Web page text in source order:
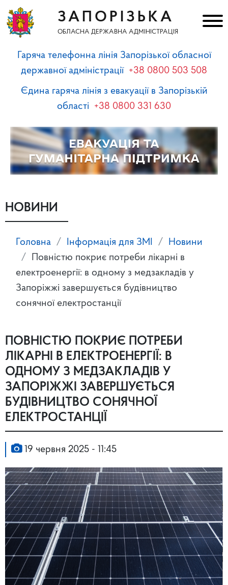
ЗАПОРІЗЬКА
ОБЛАСНА ДЕРЖАВНА АДМІНІСТРАЦІЯ
Гаряча телефонна лінія Запорізької обласної
державної адміністрації +38 0800 503 508
Єдина гаряча лінія з евакуації в Запорізькій
області +38 0800 331 630
НОВИНИ
Головна Інформація для ЗМІ
Новини
Повністю покриє потреби лікарні в
електроенергії: в одному з медзакладів у
Запоріжжі завершується будівництво
сонячної електростанції
ПОВНІСТЮ ПОКРИЄ ПОТРЕБИ
ЛІКАРНІ В ЕЛЕКТРОЕНЕРГІЇ: В
ОДНОМУ З МЕДЗАКЛАДІВ У
ЗАПОРІЖЖІ ЗАВЕРШУЄТЬСЯ
БУДІВНИЦТВО СОНЯЧНОЇ
ЕЛЕКТРОСТАНЦІЇ
19 червня 2025 - 11:45